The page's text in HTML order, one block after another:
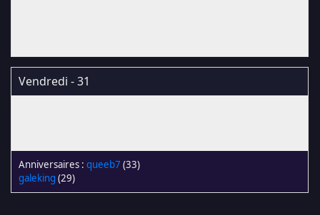
Vendredi - 31
queeb7 (33)
galeking (29)